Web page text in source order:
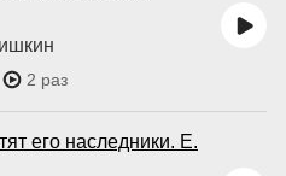
2 раз
его наследники. Е.